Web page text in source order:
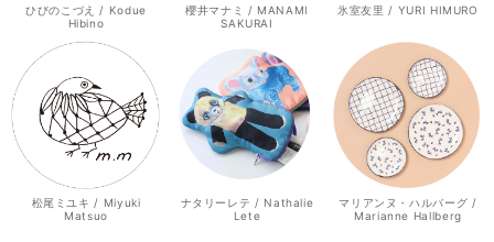
ひびのこづえ / Kodue
Hibino
櫻井マナミ / MANAMI
SAKURAI
氷室友里 / YURI HIMURO
松尾ミユキ / Miyuki
Matsuo
ナタリーレテ / Nathalie
Lete
マリアンヌ・ハルバーグ /
Marianne Hallberg